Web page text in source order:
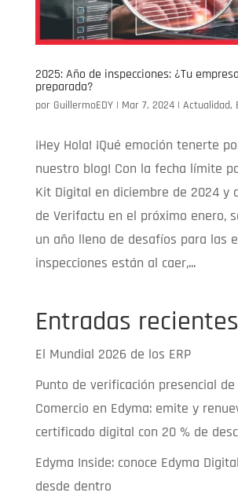
2025: Año de inspecciones: ¿Tu
preparada?
por GuillermoEDY| Mar 7, 2024| Actualidad,
¡Hey Hola! ¡Qué emoción tenerte
nuestro blog! Con la fecha límite
Kit Digital en diciembre de 2024 y
de Verifactu en el próximo enero,
un año lleno de desafíos para las
inspecciones están al caer,...
Entradas recientes
El Mundial 2026 de los ERP
Punto de verificación presencial
Comercio en Edyma: emite y
certificado digital con 20 % de
Edyma Inside: conoce Edyma
desde dentro